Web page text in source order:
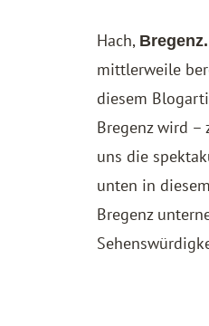
Hach, Bregenz.
mittlerweile
diesem
Bregenz wird
uns die
unten in
Bregenz